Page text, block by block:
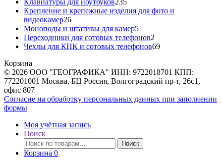
Клавиатуры для ноутбуков235
товаров
Крепление и крепежные изделия для фото и
видеокамер2626
товаров
Моноподы и штативы для камер55
товаров
Переходники для сотовых телефонов2
товара
Чехлы для КПК и сотовых телефонов6969
Корзина
© 2026 ООО "ГЕОГРАФИКА" ИНН: 9722018701 КПП:
772201001 Москва, БЦ Россия, Волгоградский пр-т, 26с1,
офис 807
Согласие на обработку персональных данных при заполнении
формы
Моя учётная запись
Поиск
Искать:
Поиск
Корзина 0